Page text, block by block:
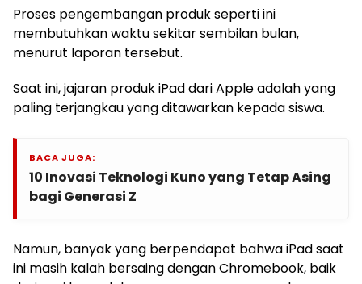
Proses pengembangan produk seperti ini
membutuhkan waktu sekitar sembilan bulan,
menurut laporan tersebut.
Saat ini, jajaran produk iPad dari Apple adalah yang
paling terjangkau yang ditawarkan kepada siswa.
BACA JUGA:
10 Inovasi Teknologi Kuno yang Tetap Asing
bagi Generasi Z
Namun, banyak yang berpendapat bahwa iPad saat
ini masih kalah bersaing dengan Chromebook, baik